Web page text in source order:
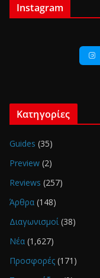
Instagram
Κατηγορίες
Guides (35)
Preview (2)
Reviews (257)
Άρθρα (148)
Διαγωνισμοί (38)
Νέα (1,627)
Προσφορές (171)